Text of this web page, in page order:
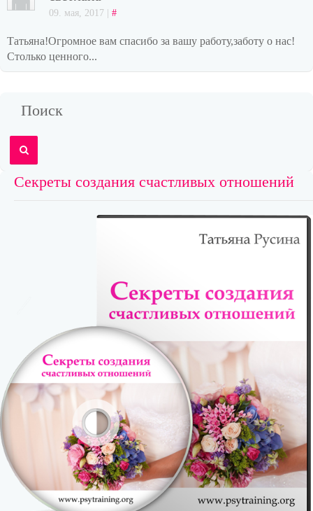
09. мая, 2017 | #
Татьяна!Огромное вам спасибо за вашу работу,заботу о нас!
Столько ценного...
Поиск
Секреты создания счастливых отношений